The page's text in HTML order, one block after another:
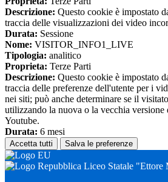
Descrizione: Questo cookie è impostato
traccia delle visualizzazioni dei video
Durata: Sessione
Nome: VISITOR_INFO1_LIVE
Tipologia: analitico
Proprieta: Terze Parti
Descrizione: Questo cookie è impostato
traccia delle preferenze dell'utente per i
nei siti; può anche determinare se il
utilizzando la nuova o la vecchia versione
Youtube.
Durata: 6 mesi
Accetta tutti Salva le preferenze
Liceo Statale "Ettore